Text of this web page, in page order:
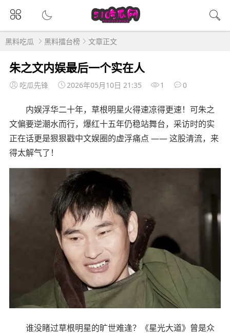
黑料吃瓜 黑料擂台榜 文章正文
朱之文内娱最后一个实在人
吃瓜先锋 2026年05月10日 21:35 1 0
内娱浮华二十年，草根明星火得速凉得更速！可朱之
文偏要逆潮水而行，爆红十五年仍稳站舞台，采访时的实
正在话更是狠狠戳中文娱圈的虚浮痛点 —— 这股清流，来
得太解气了！
谁没睹过草根明星的旷世难逢？《星光大道》曾是众